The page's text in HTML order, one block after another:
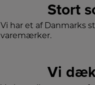
Stort
Vi har et af Danmarks
varemærker.
Vi